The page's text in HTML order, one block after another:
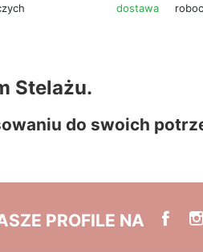
dostawa
Stelażu.
do swoich
PROFILE NA